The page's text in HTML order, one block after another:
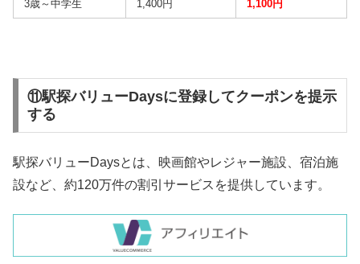
3歳～中学生 1,400円 1,100円
⑪駅探バリューDaysに登録してクーポンを提示
する
駅探バリューDaysとは、映画館やレジャー施設、宿泊施
設など、約120万件の割引サービスを提供しています。